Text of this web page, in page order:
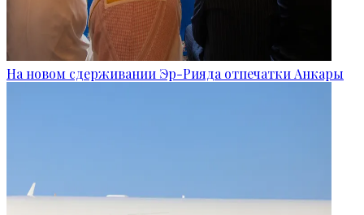
На новом сдерживании Эр-Рияда отпечатки Анкары